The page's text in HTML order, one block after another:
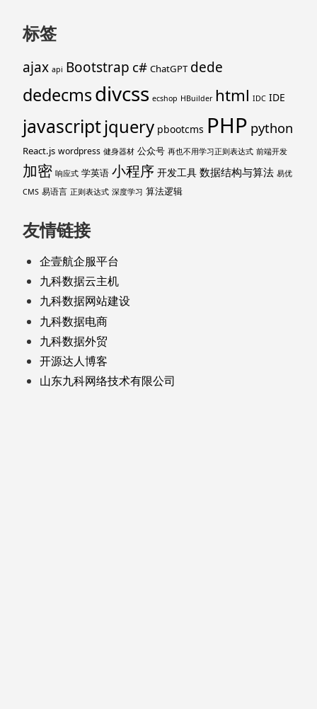
标签
ajax api Bootstrap c# ChatGPT dede
dedecmsdivcss ecshop HBuilder html IDC IDE
javascriptjquery pbootcms PHP python
React.js wordpress 健身器材 公众号 再也不用学习正则表达式 前端开发
加密 响应式 学英语 小程序 开发工具 数据结构与算法 易优
CMS 易语言 正则表达式 深度学习 算法逻辑
友情链接
企壹航企服平台
九科数据云主机
九科数据网站建设
九科数据电商
九科数据外贸
开源达人博客
山东九科网络技术有限公司